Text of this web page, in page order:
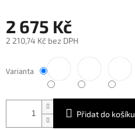
2 675 Kč
2 210,74 Kč bez DPH
cena:
Varianta
Přidat do košíku